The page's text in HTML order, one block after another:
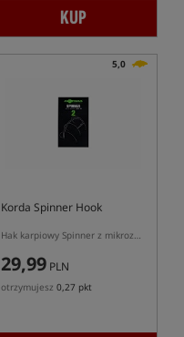
KUP
5,0
Korda Spinner Hook
Hak karpiowy Spinner z mikrozadziorem
29,99 PLN
otrzymujesz 0,27 pkt